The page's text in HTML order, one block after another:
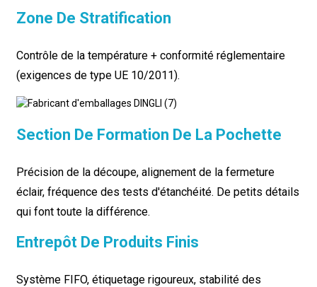
Zone De Stratification
Contrôle de la température + conformité réglementaire
(exigences de type UE 10/2011).
Section De Formation De La Pochette
Précision de la découpe, alignement de la fermeture
éclair, fréquence des tests d'étanchéité. De petits détails
qui font toute la différence.
Entrepôt De Produits Finis
Système FIFO, étiquetage rigoureux, stabilité des